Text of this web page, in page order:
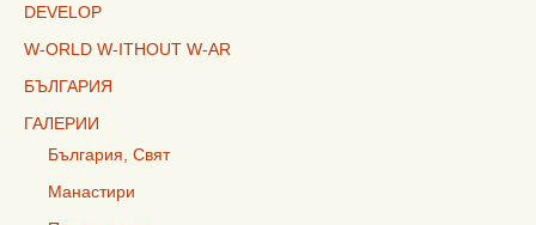
DEVELOP
W-ORLD W-ITHOUT W-AR
БЪЛГАРИЯ
ГАЛЕРИИ
България, Свят
Манастири